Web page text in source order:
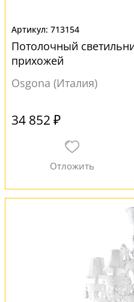
713154
Потолочный
прихожей
Osgona (Италия)
34 852 ₽